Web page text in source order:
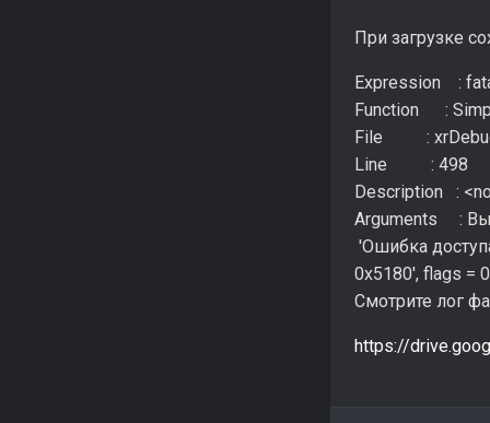
При загрузке
Expression :
Function :
File :
Line : 498
Description :
Arguments :
'Ошибка
0x5180', flags =
Смотрите лог
https://